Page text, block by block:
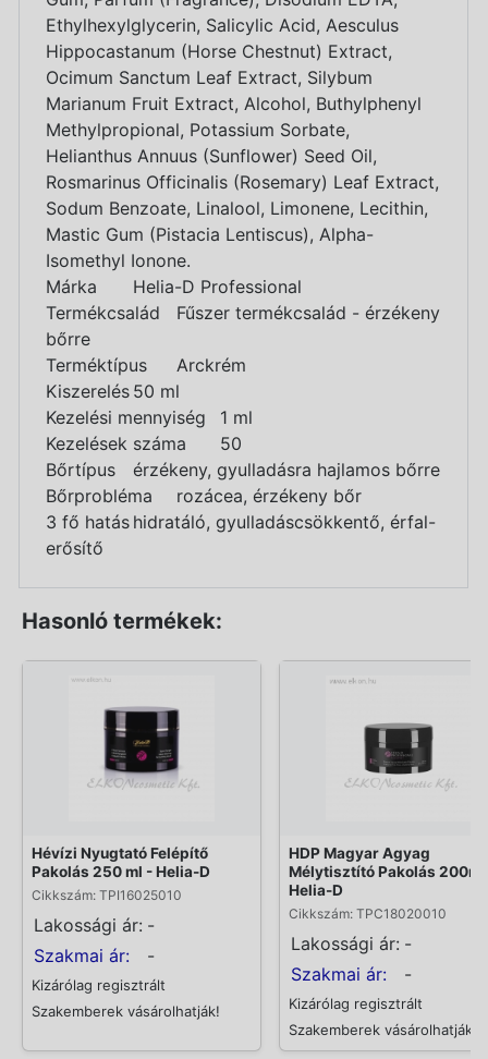
Ethylhexylglycerin, Salicylic Acid, Aesculus
Hippocastanum (Horse Chestnut) Extract,
Ocimum Sanctum Leaf Extract, Silybum
Marianum Fruit Extract, Alcohol, Buthylphenyl
Methylpropional, Potassium Sorbate,
Helianthus Annuus (Sunflower) Seed Oil,
Rosmarinus Officinalis (Rosemary) Leaf Extract,
Sodum Benzoate, Linalool, Limonene, Lecithin,
Mastic Gum (Pistacia Lentiscus), Alpha-
Isomethyl Ionone.
Márka
Helia-D Professional
Termékcsalád
Fűszer termékcsalád - érzékeny
bőrre
Terméktípus
Arckrém
Kiszerelés 50 ml
Kezelési mennyiség
1 ml
Kezelések száma
50
Bőrtípus
érzékeny, gyulladásra hajlamos bőrre
Bőrprobléma
rozácea, érzékeny bőr
3 fő hatás hidratáló, gyulladáscsökkentő, érfal-
erősítő
Hasonló termékek:
Hévízi Nyugtató Felépítő
Pakolás 250 ml - Helia-D
Cikkszám: TPI16025010
Lakossági ár: -
Szakmai ár:
-
Kizárólag regisztrált
Szakemberek vásárolhatják!
HDP Magyar Agyag
Mélytisztító Pakolás
Helia-D
Cikkszám: TPC18020010
Lakossági ár: -
Szakmai ár:
-
Kizárólag regisztrált
Szakemberek vásárolhatják!